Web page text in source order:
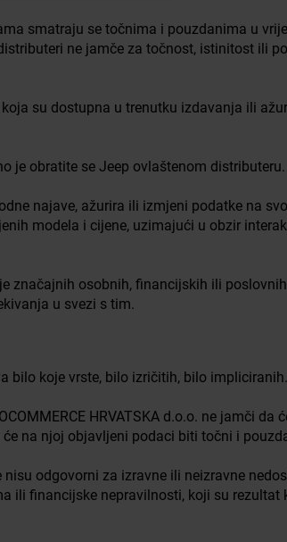
smatraju se točnima i pouzdanima u
ne jamče za točnost, istinitost ili
su dostupna u trenutku izdavanja ili
je obratite se Jeep ovlaštenom distributeru.
najave, ažurira ili izmjeni podatke na
modela i cijene, uzimajući u obzir
značajnih osobnih, financijskih ili
u svezi s tim.
bilo koje vrste, bilo izričitih, bilo impliciranih.
HRVATSKA d.o.o. ne jamči da
na njoj objavljeni podaci biti točni i
nisu odgovorni za izravne ili neizravne
ili financijske nepravilnosti, koji su rezultat